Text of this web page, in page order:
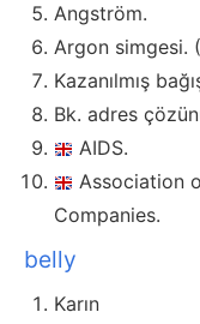
Angström.
Argon simgesi.
Kazanılmış
Bk. adres
AIDS.
Association
Companies.
belly
Karın